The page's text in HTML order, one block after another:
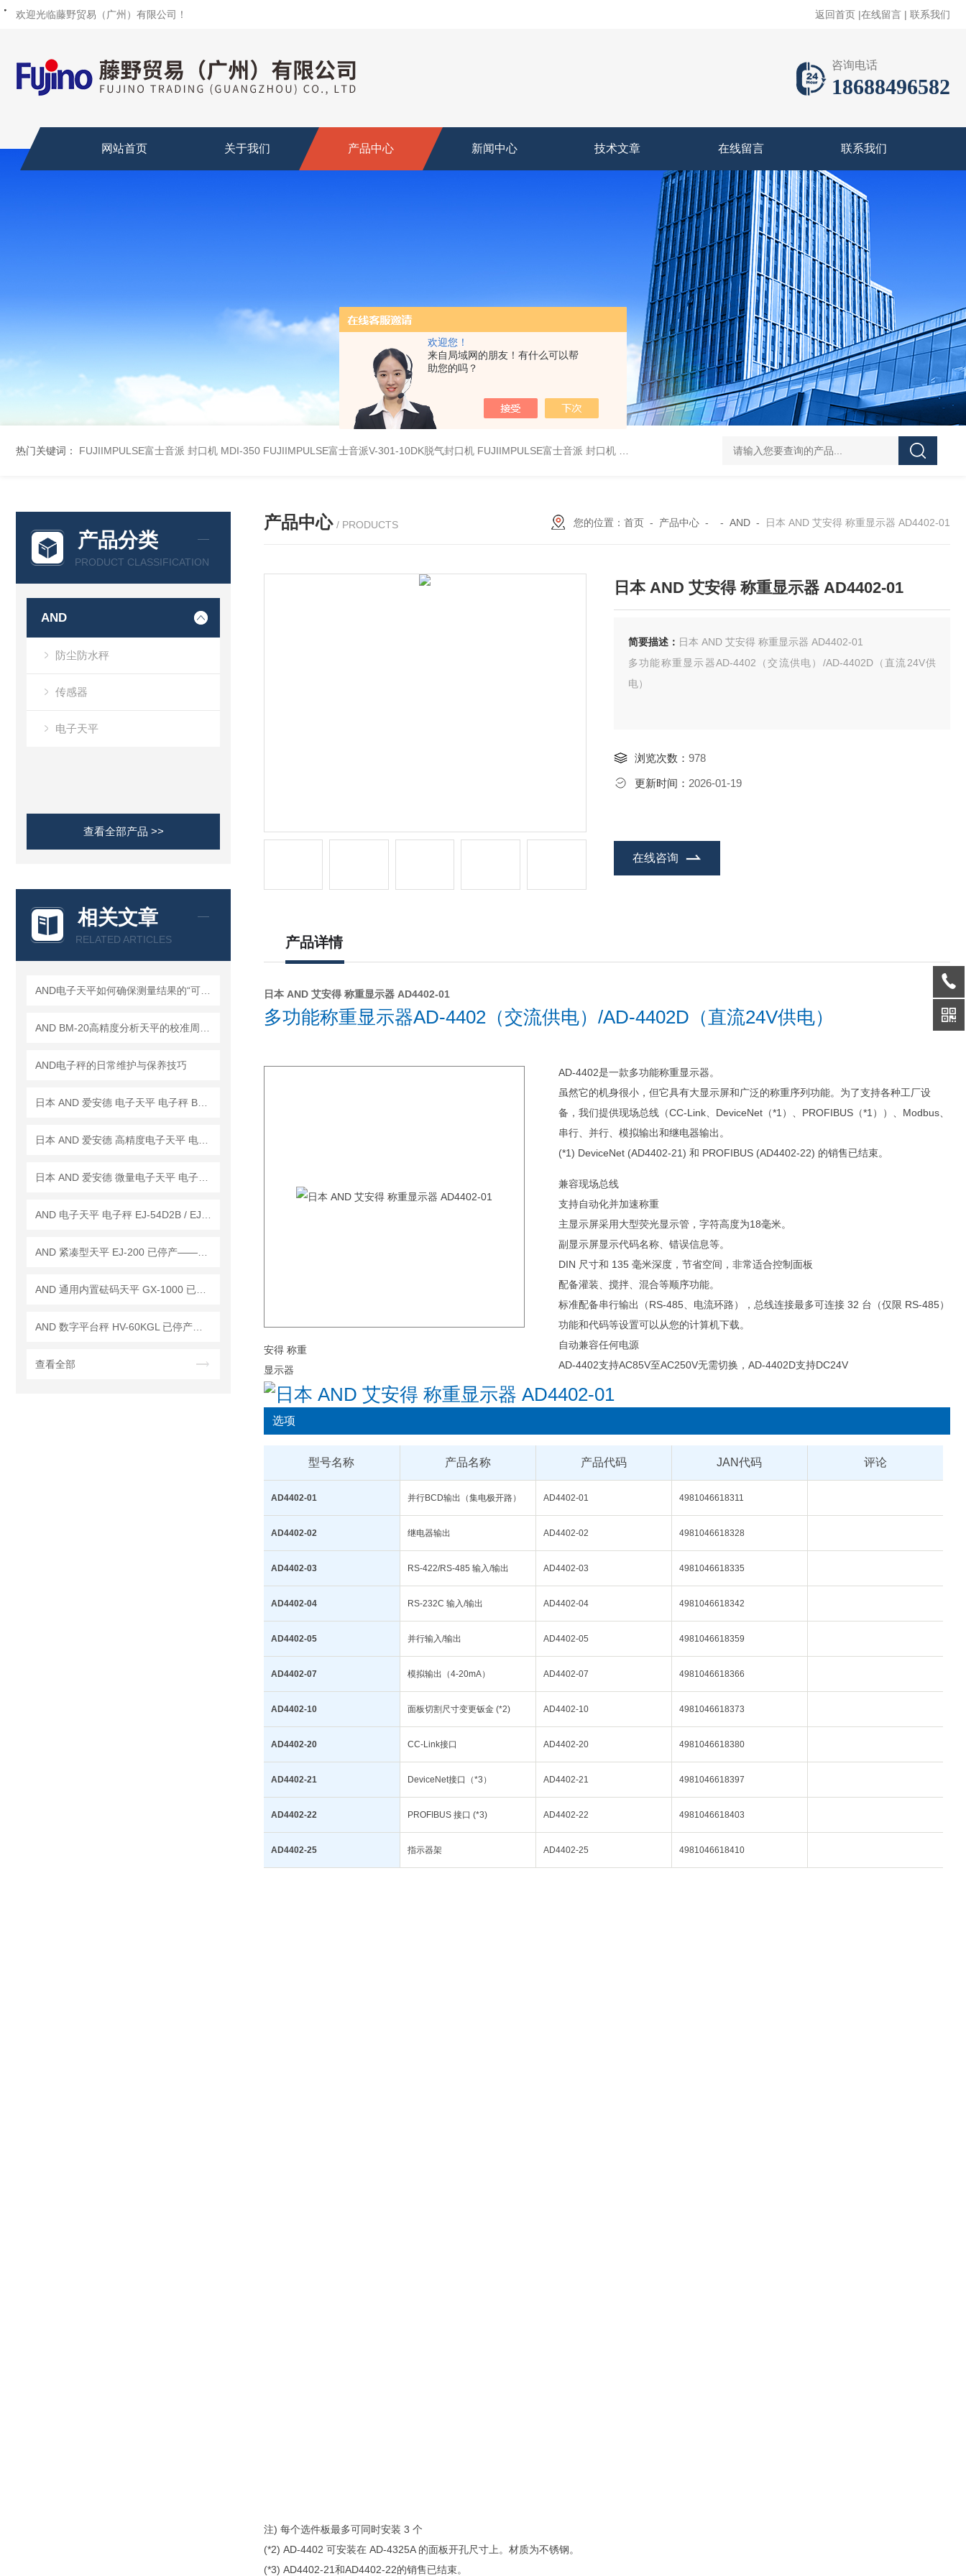
欢迎您！
来自局域网的朋友！有什么可以帮
助您的吗？
欢迎光临藤野贸易（广州）有限公司！ 返回首页 |在线留言 | 联系我们
咨询电话
18688496582
网站首页 关于我们 产品中心 新闻中心 技术文章 在线留言 联系我们
热门关键词： FUJIIMPULSE富士音派 封口机 MDI-350 FUJIIMPULSE富士音派V-301-10DK脱气封口机 FUJIIMPULSE富士音派 封口机 P-200 FUJ川IIMPULSE 富士音派 封口机 FA-600-5 FUJIIMPULSE富士音派
产品分类
PRODUCT CLASSIFICATION
AND
防尘防水秤
传感器
电子天平
查看全部产品 >>
相关文章
RELATED ARTICLES
AND电子秤的日常维护与保养技巧
查看全部
产品中心 / PRODUCTS 您的位置： 首页 - 产品中心 - - AND - 日本 AND 艾安得 称重显示器 AD4402-01
日本 AND 艾安得 称重显示器 AD4402-01
简要描述： 日本 AND 艾安得 称重显示器 AD4402-01
多功能称重显示器AD-4402（交流供电）/AD-4402D（直流24V供
电）
浏览次数： 978
更新时间： 2026-01-19
在线咨询
产品详情
日本 AND 艾安得 称重显示器 AD4402-01
多功能称重显示器AD-4402（交流供电）/AD-4402D（直流24V供电）
AD-4402是一款多功能称重显示器。
虽然它的机身很小，但它具有大显示屏和广泛的称重序列功能。 为了支持各种工厂设
备，我们提供现场总线（CC-Link、DeviceNet（*1）、PROFIBUS（*1））、Modbus、
串行、并行、模拟输出和继电器输出。
(*1) DeviceNet (AD4402-21) 和 PROFIBUS (AD4402-22) 的销售已结束。
・
兼容现场总线
・
支持自动化并加速称重
・
主显示屏采用大型荧光显示管，字符高度为18毫米。
副显示屏显示代码名称、错误信息等。
・
DIN 尺寸和 135 毫米深度，节省空间，非常适合控制面板
・
配备灌装、搅拌、混合等顺序功能。
・
标准配备串行输出（RS-485、电流环路），总线连接最多可连接 32 台（仅限 RS-485）
・
功能和代码等设置可以从您的计算机下载。
・
自动兼容任何电源
AD-4402支持AC85V至AC250V无需切换，AD-4402D支持DC24V
选项
型号名称 产品名称 产品代码 JAN代码 评论
AD4402-01 并行BCD输出（集电极开路） AD4402-01 4981046618311
AD4402-02 继电器输出 AD4402-02 4981046618328
AD4402-03 RS-422/RS-485 输入/输出 AD4402-03 4981046618335
AD4402-04 RS-232C 输入/输出 AD4402-04 4981046618342
AD4402-05 并行输入/输出 AD4402-05 4981046618359
AD4402-07 模拟输出（4-20mA） AD4402-07 4981046618366
AD4402-10 面板切割尺寸变更钣金 (*2) AD4402-10 4981046618373
AD4402-20 CC-Link接口 AD4402-20 4981046618380
AD4402-21 DeviceNet接口（*3） AD4402-21 4981046618397
AD4402-22 PROFIBUS 接口 (*3) AD4402-22 4981046618403
AD4402-25 指示器架 AD4402-25 4981046618410
注) 每个选件板最多可同时安装 3 个
(*2) AD-4402 可安装在 AD-4325A 的面板开孔尺寸上。 材质为不锈钢。
(*3) AD4402-21和AD4402-22的销售已结束。